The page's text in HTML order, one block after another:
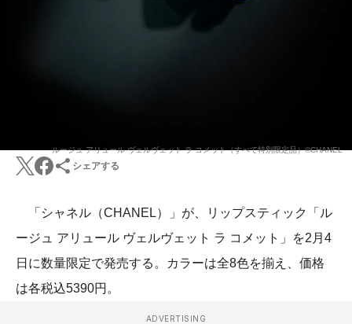
ルージュ アリュール ヴェルヴェット ラ コメット（すべて特別限定品）©CHANEL
シェアする
「シャネル（CHANEL）」が、リップスティック「ル
ージュ アリュール ヴェルヴェット ラ コメット」を2月4
日に数量限定で発売する。カラーは全8色を揃え、価格
は各税込5390円。
ADVERTISING